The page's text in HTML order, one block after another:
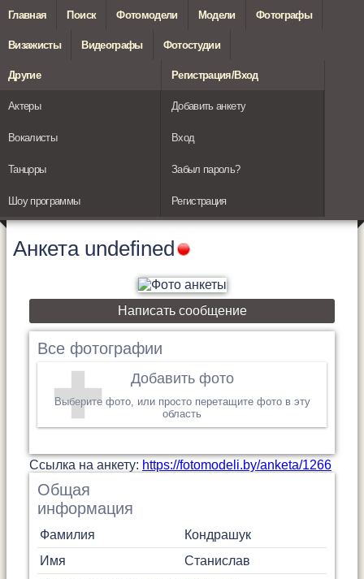
Главная Поиск Фотомодели Модели Фотографы
Визажисты Видеографы Фотостудии
Другие
Актеры
Вокалисты
Танцоры
Шоу программы
Регистрация/Вход
Добавить анкету
Вход
Забыл пароль?
Регистрация
Анкета undefined
Написать сообщение
Все фотографии
Добавить фото
Выберите фото, или просто перетащите фото в эту
область
Cсылка на анкету: https://fotomodeli.by/anketa/1266
Общая
информация
Фамилия
Кондрашук
Имя
Станислав